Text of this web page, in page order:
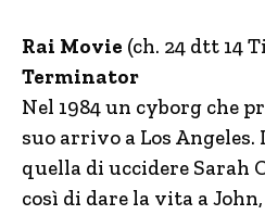
Rai Movie (ch. 24 dtt 14
Terminator
Nel 1984 un cyborg che
suo arrivo a Los Angeles.
quella di uccidere Sarah
così di dare la vita a